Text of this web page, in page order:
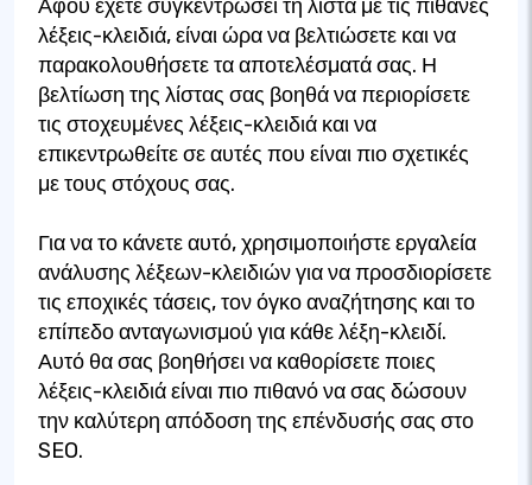
Αφού έχετε συγκεντρώσει τη λίστα με τις πιθανές
λέξεις-κλειδιά, είναι ώρα να βελτιώσετε και να
παρακολουθήσετε τα αποτελέσματά σας. Η
βελτίωση της λίστας σας βοηθά να περιορίσετε
τις στοχευμένες λέξεις-κλειδιά και να
επικεντρωθείτε σε αυτές που είναι πιο σχετικές
με τους στόχους σας.
Για να το κάνετε αυτό, χρησιμοποιήστε εργαλεία
ανάλυσης λέξεων-κλειδιών για να προσδιορίσετε
τις εποχικές τάσεις, τον όγκο αναζήτησης και το
επίπεδο ανταγωνισμού για κάθε λέξη-κλειδί.
Αυτό θα σας βοηθήσει να καθορίσετε ποιες
λέξεις-κλειδιά είναι πιο πιθανό να σας δώσουν
την καλύτερη απόδοση της επένδυσής σας στο
SEO.